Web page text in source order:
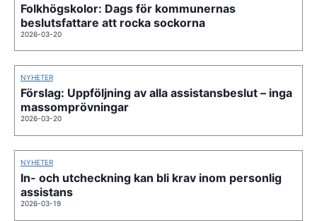
Folkhögskolor: Dags för kommunernas
beslutsfattare att rocka sockorna
2026-03-20
NYHETER
Förslag: Uppföljning av alla assistansbeslut – inga
massomprövningar
2026-03-20
NYHETER
In- och utcheckning kan bli krav inom personlig
assistans
2026-03-19